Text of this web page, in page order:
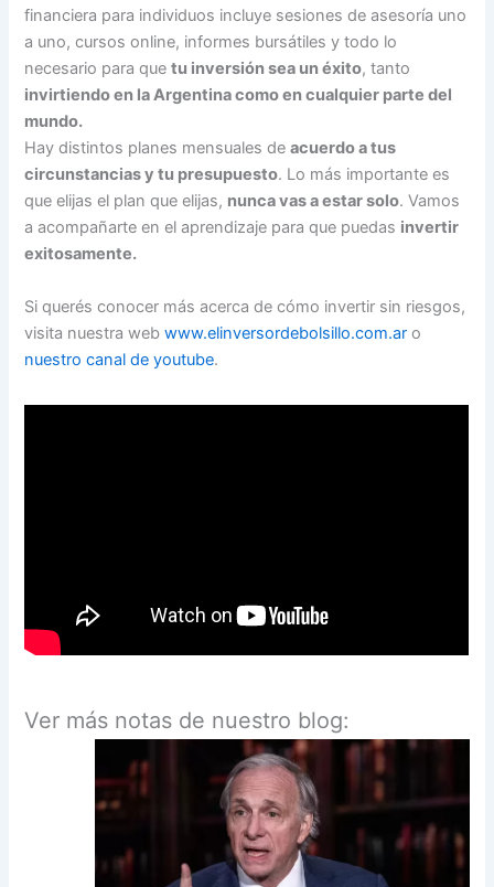
financiera para individuos incluye sesiones de asesoría uno
a uno, cursos online, informes bursátiles y todo lo
necesario para quetu inversión sea un éxito, tanto
invirtiendo en la Argentina como en cualquier parte del
mundo.
Hay distintos planes mensuales deacuerdo a tus
circunstancias y tu presupuesto. Lo más importante es
que elijas el plan que elijas, nunca vas a estar solo. Vamos
a acompañarte en el aprendizaje para que puedas invertir
exitosamente.
Si querés conocer más acerca de cómo invertir sin riesgos,
visita nuestra webwww.elinversordebolsillo.com.ar o
nuestro canal de youtube.
Ver más notas de nuestro blog: